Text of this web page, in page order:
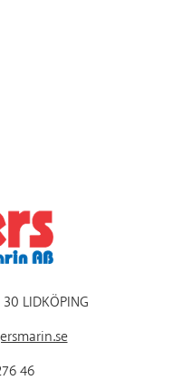
30 LIDKÖPING
46